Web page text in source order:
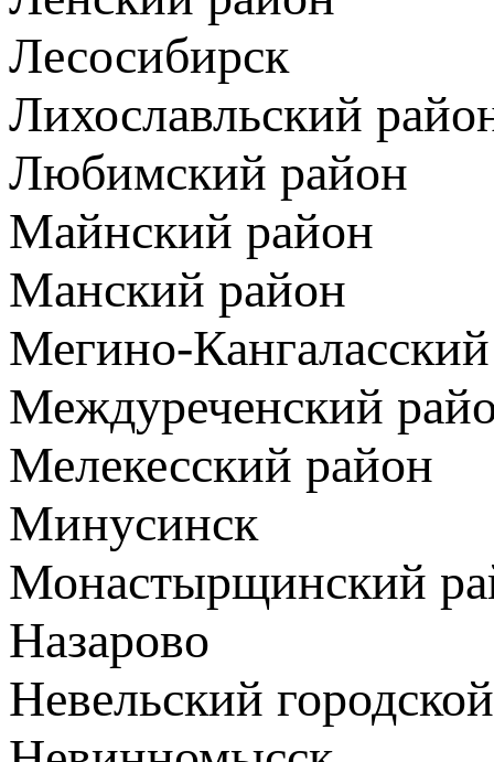
Лесосибирск
Лихославльский
Любимский район
Майнский район
Манский район
Мегино-
Междуреченский
Мелекесский район
Минусинск
Монастырщинский
Назарово
Невельский